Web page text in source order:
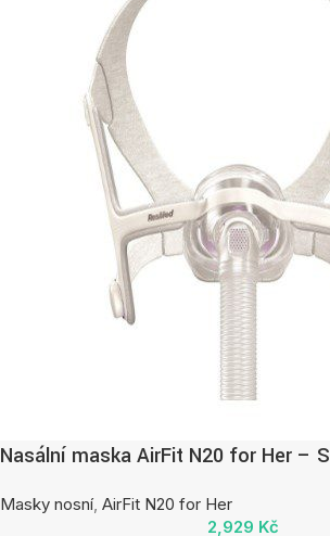
Nasální maska AirFit N20 for Her – S
Masky nosní, AirFit N20 for Her
2,929 Kč